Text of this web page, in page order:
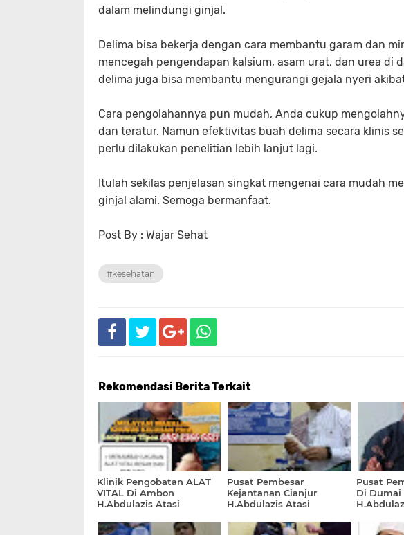
dalam melindungi ginjal.
Delima bisa bekerja dengan cara membantu garam dan
mencegah pengendapan kalsium, asam urat, dan urea di
delima juga bisa membantu mengurangi gejala nyeri
Cara pengolahannya pun mudah, Anda cukup
dan teratur. Namun efektivitas buah delima secara klinis
perlu dilakukan penelitian lebih lanjut lagi.
Itulah sekilas penjelasan singkat mengenai cara mudah
ginjal alami. Semoga bermanfaat.
Post By : Wajar Sehat
#kesehatan
Rekomendasi Berita Terkait
Klinik Pengobatan ALAT
VITAL Di Ambon
H.Abdulazis Atasi
Pusat Pembesar
Kejantanan Cianjur
H.Abdulazis Atasi
Pusat
Di Dumai